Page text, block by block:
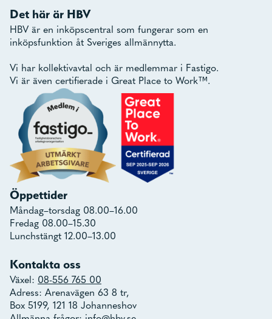
Det här är HBV
HBV är en inköpscentral som fungerar som en
inköpsfunktion åt Sveriges allmännytta.
Vi har kollektivavtal och är medlemmar i Fastigo.
Vi är även certifierade i Great Place to Work™.
Öppettider
Måndag–torsdag 08.00–16.00
Fredag 08.00–15.30
Lunchstängt 12.00–13.00
Kontakta oss
Växel: 08-556 765 00
Adress: Arenavägen 63 8 tr,
Box 5199, 121 18 Johanneshov